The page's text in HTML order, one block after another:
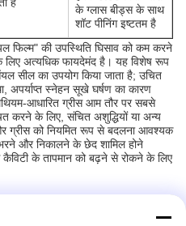
के ग्लास बीड्स के साथ
शॉट पीनिंग इष्टतम है
की उपस्थिति घिसाव को कम करने
अत्यधिक फायदेमंद है। यह विशेष रूप
सील का उपयोग किया जाता है; उचित
अपर्याप्त स्नेहन सूखे घर्षण का कारण
आधारित ग्रीस आम तौर पर सबसे
करने के लिए, संचित अशुद्धियों या अन्य
और ग्रीस को नियमित रूप से बदलना आवश्यक
और निकालने के छेद शामिल होने
के तापमान को बढ़ने से रोकने के लिए